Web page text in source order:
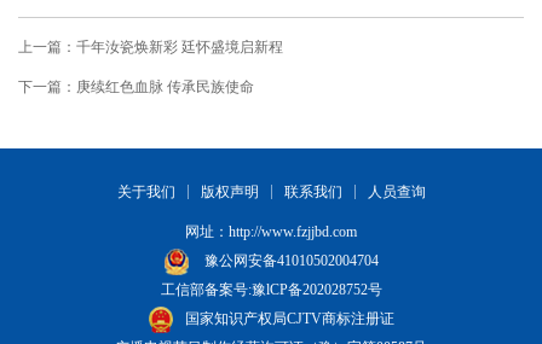
上一篇：千年汝瓷焕新彩 廷怀盛境启新程
下一篇：庚续红色血脉 传承民族使命
关于我们 版权声明 联系我们 人员查询
网址： http://www.fzjjbd.com
豫公网安备41010502004704
工信部备案号:豫lCP备202028752号
国家知识产权局CJTV商标注册证